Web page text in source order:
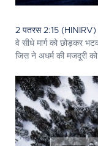
2 पतरस 2:15 (HINIRV)
वे सीधे मार्ग को छोड़कर
जिस ने अधर्म की मजदूरी